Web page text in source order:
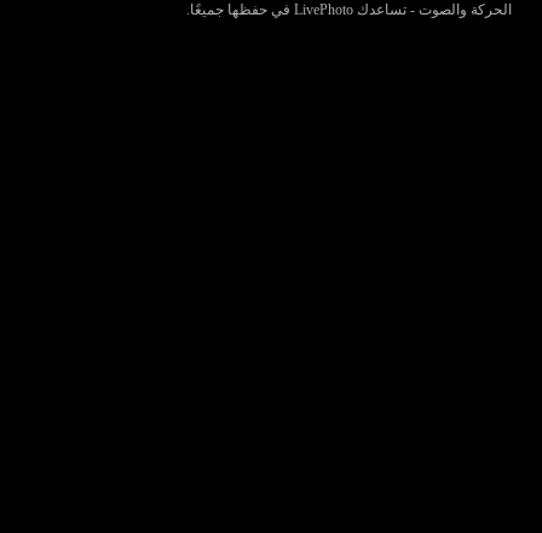
الحركة والصوت - تساعدك LivePhoto في حفظها جميعًا.